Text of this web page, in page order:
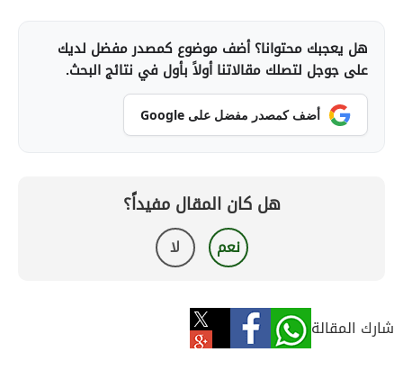
هل يعجبك محتوانا؟ أضف موضوع كمصدر مفضل لديك
على جوجل لتصلك مقالاتنا أولاً بأول في نتائج البحث.
أضف كمصدر مفضل على Google
هل كان المقال مفيداً؟
نعم لا
شارك المقالة